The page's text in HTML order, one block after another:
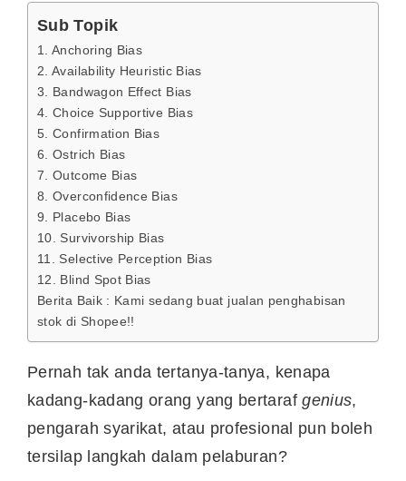
Sub Topik
1. Anchoring Bias
2. Availability Heuristic Bias
3. Bandwagon Effect Bias
4. Choice Supportive Bias
5. Confirmation Bias
6. Ostrich Bias
7. Outcome Bias
8. Overconfidence Bias
9. Placebo Bias
10. Survivorship Bias
11. Selective Perception Bias
12. Blind Spot Bias
Berita Baik : Kami sedang buat jualan penghabisan
stok di Shopee!!
Pernah tak anda tertanya-tanya, kenapa
kadang-kadang orang yang bertarafgenius,
pengarah syarikat, atau profesional pun boleh
tersilap langkah dalam pelaburan?